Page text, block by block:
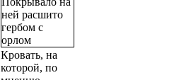
Кровать, на
которой, по